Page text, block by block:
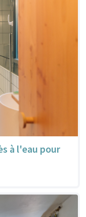
à l'eau pour